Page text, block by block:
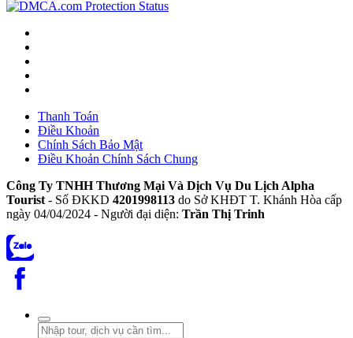
Thanh Toán
Điều Khoản
Chính Sách Bảo Mật
Điều Khoản Chính Sách Chung
Công Ty TNHH Thương Mại Và Dịch Vụ Du Lịch Alpha
Tourist - Số ĐKKD 4201998113 do Sở KHĐT T. Khánh Hòa cấp
ngày 04/04/2024 - Người đại diện: Trần Thị Trinh